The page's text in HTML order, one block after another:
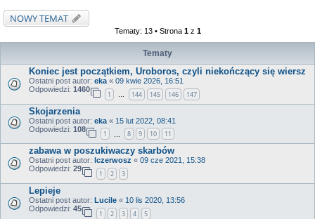
NOWY TEMAT
Tematy: 13 • Strona 1z 1
Tematy
Koniec jest początkiem, Uroboros, czyli niekończący się wiersz
Ostatni post autor: eka « 09 kwie 2026, 16:51
Odpowiedzi: 1460
1 … 144 145 146 147
Skojarzenia
Ostatni post autor: eka « 15 lut 2022, 08:41
Odpowiedzi: 108
1 8 9 10 11
zabawa w poszukiwaczy skarbów
Ostatni post autor: lczerwosz « 09 cze 2021, 15:38
Odpowiedzi: 29
1 2 3
Lepieje
Ostatni post autor: Lucile « 10 lis 2020, 13:56
Odpowiedzi: 45
1 2 3 4 5